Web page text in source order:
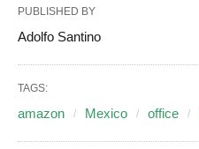
PUBLISHED BY
Adolfo Santino
TAGS:
amazon Mexico office